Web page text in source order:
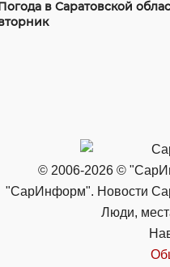
в Саратовской
© 2006-2026 ©
"СарИнформ". Новости
Люди,